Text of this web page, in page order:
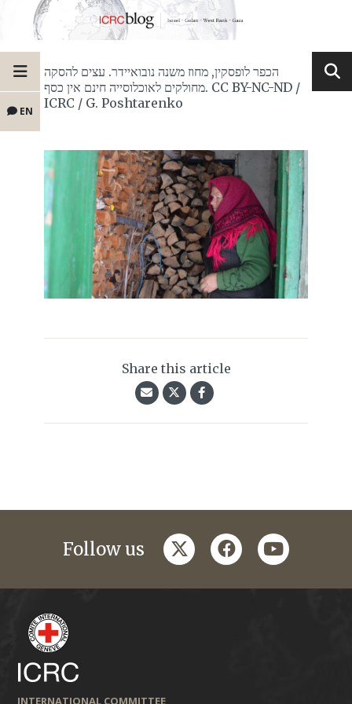
EN
הכפר לופסקין, מחוז משנה נובואיידר. עצים להסקה
מחולקים לאוכלוסייה חינם אין כסף. CC BY-NC-ND /
ICRC / G. Poshtarenko
Share this article
Follow us twitterfacebookyoutube
INTERNATIONAL COMMITTEE